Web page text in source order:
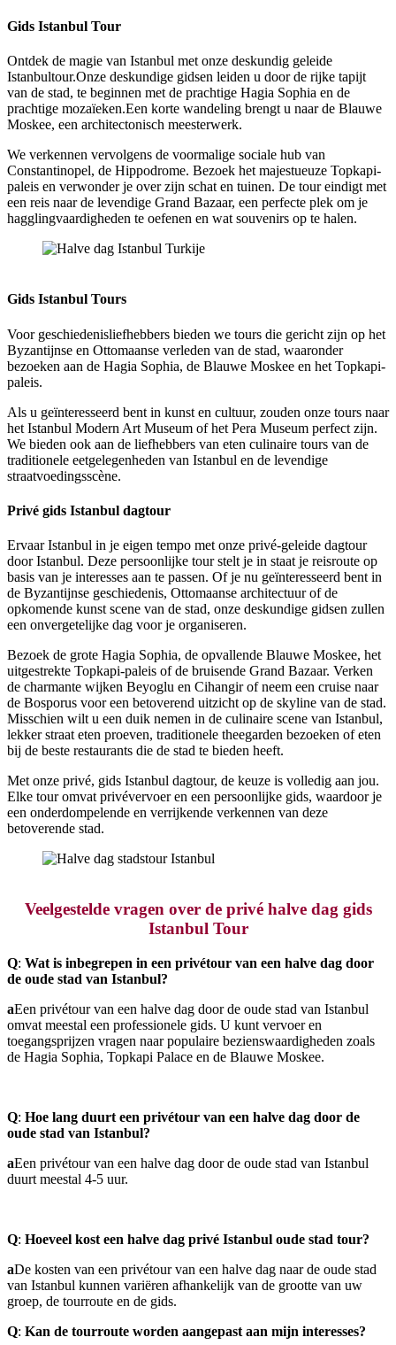
Gids Istanbul Tour
Ontdek de magie van Istanbul met onze deskundig geleide
Istanbultour.Onze deskundige gidsen leiden u door de rijke tapijt
van de stad, te beginnen met de prachtige Hagia Sophia en de
prachtige mozaïeken.Een korte wandeling brengt u naar de Blauwe
Moskee, een architectonisch meesterwerk.
We verkennen vervolgens de voormalige sociale hub van
Constantinopel, de Hippodrome. Bezoek het majestueuze Topkapi-
paleis en verwonder je over zijn schat en tuinen. De tour eindigt met
een reis naar de levendige Grand Bazaar, een perfecte plek om je
hagglingvaardigheden te oefenen en wat souvenirs op te halen.
Gids Istanbul Tours
Voor geschiedenisliefhebbers bieden we tours die gericht zijn op het
Byzantijnse en Ottomaanse verleden van de stad, waaronder
bezoeken aan de Hagia Sophia, de Blauwe Moskee en het Topkapi-
paleis.
Als u geïnteresseerd bent in kunst en cultuur, zouden onze tours naar
het Istanbul Modern Art Museum of het Pera Museum perfect zijn.
We bieden ook aan de liefhebbers van eten culinaire tours van de
traditionele eetgelegenheden van Istanbul en de levendige
straatvoedingsscène.
Privé gids Istanbul dagtour
Ervaar Istanbul in je eigen tempo met onze privé-geleide dagtour
door Istanbul. Deze persoonlijke tour stelt je in staat je reisroute op
basis van je interesses aan te passen. Of je nu geïnteresseerd bent in
de Byzantijnse geschiedenis, Ottomaanse architectuur of de
opkomende kunst scene van de stad, onze deskundige gidsen zullen
een onvergetelijke dag voor je organiseren.
Bezoek de grote Hagia Sophia, de opvallende Blauwe Moskee, het
uitgestrekte Topkapi-paleis of de bruisende Grand Bazaar. Verken
de charmante wijken Beyoglu en Cihangir of neem een cruise naar
de Bosporus voor een betoverend uitzicht op de skyline van de stad.
Misschien wilt u een duik nemen in de culinaire scene van Istanbul,
lekker straat eten proeven, traditionele theegarden bezoeken of eten
bij de beste restaurants die de stad te bieden heeft.
Met onze privé, gids Istanbul dagtour, de keuze is volledig aan jou.
Elke tour omvat privévervoer en een persoonlijke gids, waardoor je
een onderdompelende en verrijkende verkennen van deze
betoverende stad.
Veelgestelde vragen over de privé halve dag gids
Istanbul Tour
Q: Wat is inbegrepen in een privétour van een halve dag door
de oude stad van Istanbul?
aEen privétour van een halve dag door de oude stad van Istanbul
omvat meestal een professionele gids. U kunt vervoer en
toegangsprijzen vragen naar populaire bezienswaardigheden zoals
de Hagia Sophia, Topkapi Palace en de Blauwe Moskee.
Q: Hoe lang duurt een privétour van een halve dag door de
oude stad van Istanbul?
aEen privétour van een halve dag door de oude stad van Istanbul
duurt meestal 4-5 uur.
Q: Hoeveel kost een halve dag privé Istanbul oude stad tour?
aDe kosten van een privétour van een halve dag naar de oude stad
van Istanbul kunnen variëren afhankelijk van de grootte van uw
groep, de tourroute en de gids.
Q: Kan de tourroute worden aangepast aan mijn interesses?